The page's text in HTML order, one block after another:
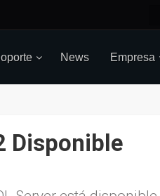
News Empresa
Disponible